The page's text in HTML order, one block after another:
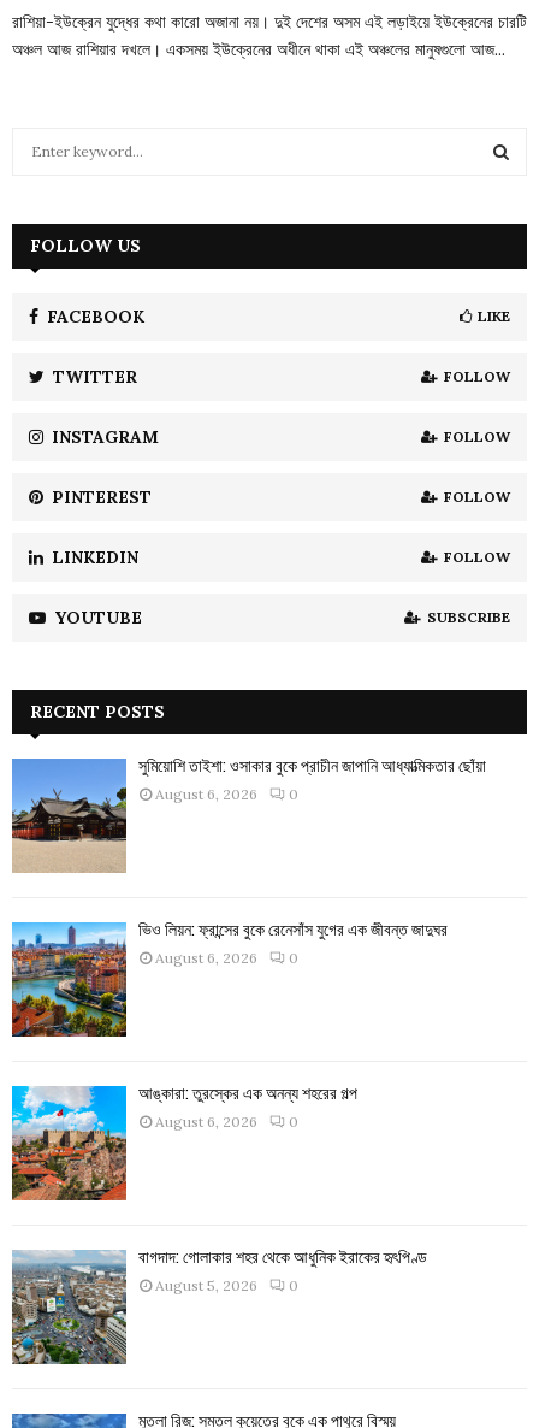
রাশিয়া-ইউক্রেন যুদ্ধের কথা কারো অজানা নয়। দুই দেশের অসম এই লড়াইয়ে ইউক্রেনের চারটি
অঞ্চল আজ রাশিয়ার দখলে। একসময় ইউক্রেনের অধীনে থাকা এই অঞ্চলের মানুষগুলো আজ...
h
H
FOLLOW US
FACEBOOK LIKE
TWITTER FOLLOW
INSTAGRAM FOLLOW
PINTEREST FOLLOW
LINKEDIN FOLLOW
YOUTUBE SUBSCRIBE
RECENT POSTS
সুমিয়োশি তাইশা: ওসাকার বুকে প্রাচীন জাপানি আধ্যাত্মিকতার ছোঁয়া
August 6, 2026 0
ভিও লিয়ন: ফ্রান্সের বুকে রেনেসাঁস যুগের এক জীবন্ত জাদুঘর
August 6, 2026 0
আঙ্কারা: তুরস্কের এক অনন্য শহরের গল্প
August 6, 2026 0
বাগদাদ: গোলাকার শহর থেকে আধুনিক ইরাকের হৃৎপিণ্ড
August 5, 2026 0
মুতলা রিজ: সমতল কুয়েতের বুকে এক পাথুরে বিস্ময়